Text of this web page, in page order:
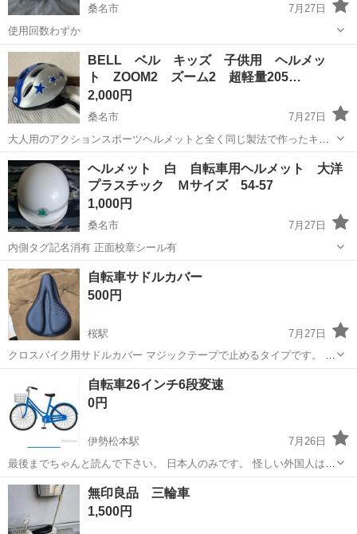
桑名市
7月27日
使用回数わずか
三重 桑名市 ヘルメット
BELL ベル キッズ 子供用 ヘルメッ
ト ZOOM2 ズーム2 超軽量205…
2,000円
桑名市
7月27日
大人用のアクションスポーツヘルメットと全く同じ製法で作ったキッ
ズ用ヘルメットです。 世界基準の安全性でお子様の頭部を守ります。
ZOOMの機能に年々厳しさを増す日本の夏の暑さ対策としてアウター
シェルの耐候性をアップし...
三重 桑名市 ヘルメット
ヘルメット 白 自転車用ヘルメット 大洋
プラスチック Ｍサイズ 54-57
1,000円
桑名市
7月27日
内側タグ記名消有 正面校章シール有
三重 桑名市 その他
自転車サドルカバー
500円
桜駅
7月27日
クロスバイク用サドルカバー マジックテープで止めるタイプです。 2
回ほど使用しましたが、自転車自体を売ってしまったので売却しま
す。
四日市市 桜駅 クロスバイク
自転車26インチ6段変速
0円
伊勢松本駅
7月26日
最後までちゃんと読んで下さい。 日本人のみです。 怪しい外国人はブ
ロックします。 実物の写真はお取り引き相手に決めた方にお見せ致し
ます。 26インチ 6段変速。 水色 イラストに極似 購入価格３万。
週に数回乗って...
三重 四日市市 伊勢松本駅
無印良品 三輪車
1,500円